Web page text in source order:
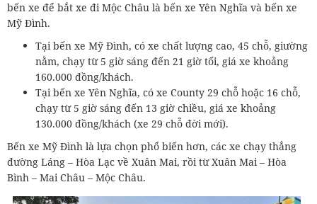
bến xe để bắt xe đi Mộc Châu là bến xe Yên Nghĩa và bến xe
Mỹ Đình.
Tại bến xe Mỹ Đình, có xe chất lượng cao, 45 chỗ, giường
nằm, chạy từ 5 giờ sáng đến 21 giờ tối, giá xe khoảng
160.000 đồng/khách.
Tại bến xe Yên Nghĩa, có xe County 29 chỗ hoặc 16 chỗ,
chạy từ 5 giờ sáng đến 13 giờ chiều, giá xe khoảng
130.000 đồng/khách (xe 29 chỗ đời mới).
Bến xe Mỹ Đình là lựa chọn phổ biến hơn, các xe chạy thẳng
đường Láng – Hòa Lạc về Xuân Mai, rồi từ Xuân Mai – Hòa
Bình – Mai Châu – Mộc Châu.